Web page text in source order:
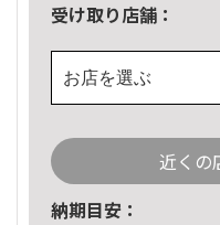
受け取り店舗：
お店を選ぶ
近くの
納期目安：